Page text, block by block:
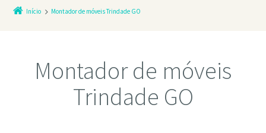
Início Montador de móveis Trindade GO
Montador de móveis
Trindade GO